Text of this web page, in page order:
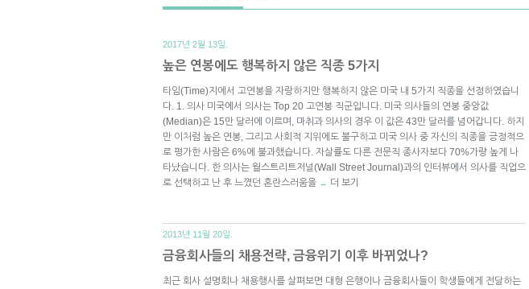
2017년 2월 13일.
높은 연봉에도 행복하지 않은 직종 5가지
타임(Time)지에서 고연봉을 자랑하지만 행복하지 않은 미국 내 5가지 직종을 선정하였습니
다. 1. 의사 미국에서 의사는 Top 20 고연봉 직군입니다. 미국 의사들의 연봉 중앙값
(Median)은 15만 달러에 이르며, 마취과 의사의 경우 이 값은 43만 달러를 넘어갑니다. 하지
만 이처럼 높은 연봉, 그리고 사회적 지위에도 불구하고 미국 의사 중 자신의 직종을 긍정적으
로 평가한 사람은 6%에 불과했습니다. 자살률도 다른 전문직 종사자보다 70%가량 높게 나
타났습니다. 한 의사는 월스트리트저널(Wall Street Journal)과의 인터뷰에서 의사를 직업으
로 선택하고 난 후 느꼈던 혼란스러움을 → 더 보기
2013년 11월 20일.
금융회사들의 채용전략, 금융위기 이후 바뀌었나?
최근 회사 설명회나 채용행사를 살펴보면 대형 은행이나 금융회사들이 학생들에게 전달하는